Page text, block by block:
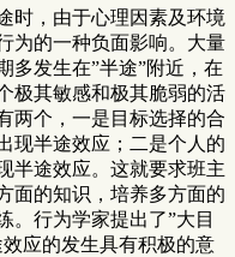
时，由于心理因素及环境
为的一种负面影响。大量
多发生在”半途”附近，在
极其敏感和极其脆弱的活
两个，一是目标选择的合
现半途效应；二是个人的
半途效应。这就要求班主
面的知识，培养多方面的
。行为学家提出了”大目
应的发生具有积极的意